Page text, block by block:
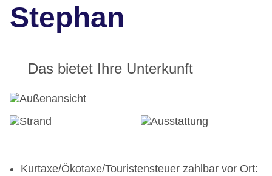
Stephan
Das bietet Ihre Unterkunft
Kurtaxe/Ökotaxe/Touristensteuer zahlbar vor Ort: